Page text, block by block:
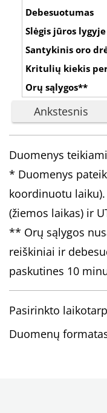
Ankstesnis
Duomenys
* Duomenys
koordinuotu laiku).
(žiemos laikas) ir
** Orų sąlygos
reiškiniai ir
paskutines 10
Pasirinkto
Duomenų